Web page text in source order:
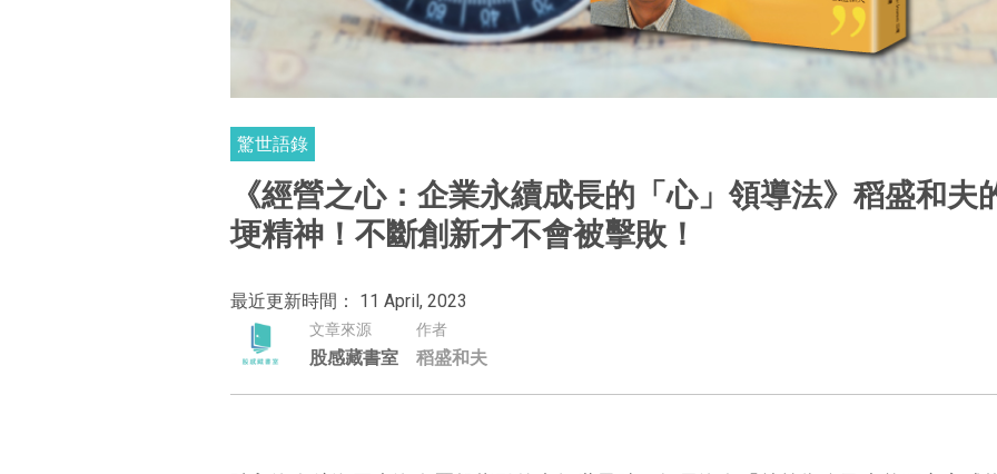
驚世語錄
《經營之心：企業永續成長的「心」領導法》稻盛和夫
埂精神！不斷創新才不會被擊敗！
最近更新時間： 11 April, 2023
文章來源
股感藏書室
作者
稻盛和夫